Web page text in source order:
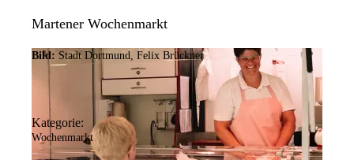
Martener Wochenmarkt
Bild: Stadt Dortmund, Felix Brückner
Kategorie:
Wochenmarkt